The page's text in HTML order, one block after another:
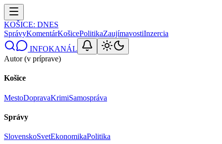
KOŠICE: DNES
SprávyKomentárKošicePolitikaZaujímavostiInzercia
INFOKANÁL
Autor (v príprave)
Košice
MestoDopravaKrimiSamospráva
Správy
SlovenskoSvetEkonomikaPolitika